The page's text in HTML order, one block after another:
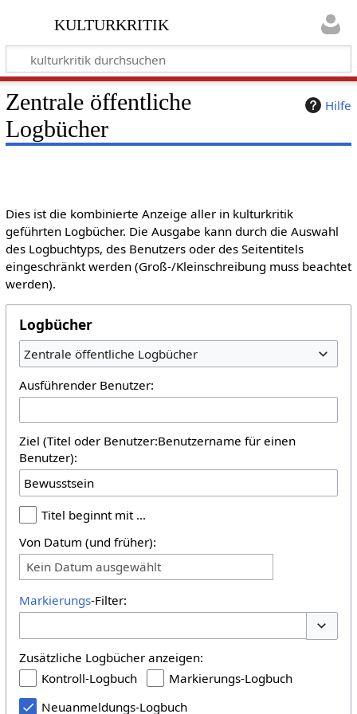
kulturkritik
Hilfe
Zentrale öffentliche
Logbücher
Dies ist die kombinierte Anzeige aller in kulturkritik
geführten Logbücher. Die Ausgabe kann durch die Auswahl
des Logbuchtyps, des Benutzers oder des Seitentitels
eingeschränkt werden (Groß-/Kleinschreibung muss beachtet
werden).
Logbücher
Zentrale öffentliche Logbücher
Ausführender Benutzer:
Ziel (Titel oder Benutzer:Benutzername für einen
Benutzer):
Titel beginnt mit …
Von Datum (und früher):
Kein Datum ausgewählt
Markierungs-Filter:
Zusätzliche Logbücher anzeigen:
Kontroll-Logbuch
Markierungs-Logbuch
Neuanmeldungs-Logbuch